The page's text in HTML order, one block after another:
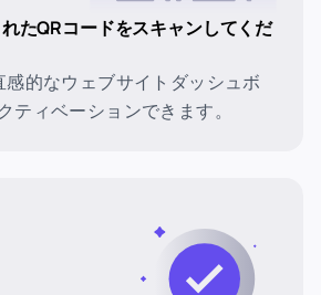
たQRコードをスキャンしてくだ
感的なウェブサイトダッシュボ
ティベーションできます。